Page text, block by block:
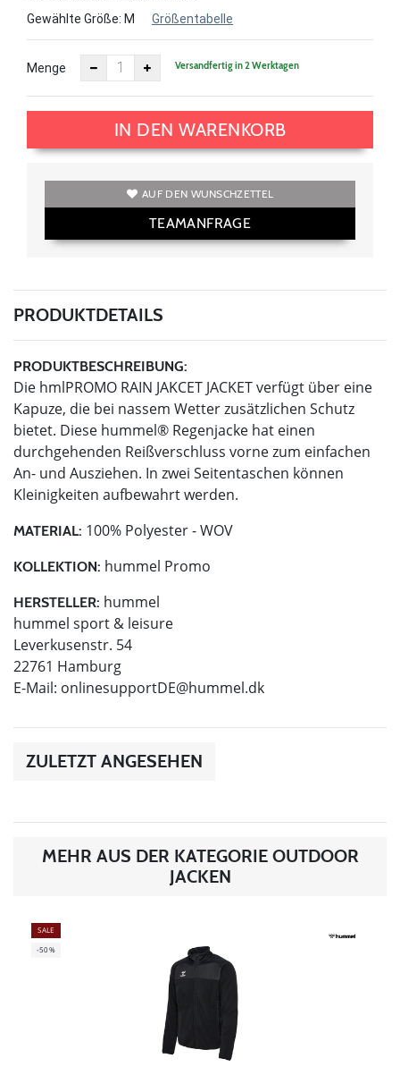
Gewählte Größe: M Größentabelle
Menge Versandfertig in 2 Werktagen
IN DEN WARENKORB
AUF DEN WUNSCHZETTEL
TEAMANFRAGE
PRODUKTDETAILS
PRODUKTBESCHREIBUNG:
Die hmlPROMO RAIN JAKCET JACKET verfügt über eine
Kapuze, die bei nassem Wetter zusätzlichen Schutz
bietet. Diese hummel® Regenjacke hat einen
durchgehenden Reißverschluss vorne zum einfachen
An- und Ausziehen. In zwei Seitentaschen können
Kleinigkeiten aufbewahrt werden.
MATERIAL: 100% Polyester - WOV
KOLLEKTION: hummel Promo
HERSTELLER: hummel
hummel sport & leisure
Leverkusenstr. 54
22761 Hamburg
E-Mail: onlinesupportDE@hummel.dk
ZULETZT ANGESEHEN
MEHR AUS DER KATEGORIE OUTDOOR
JACKEN
SALE
-50%